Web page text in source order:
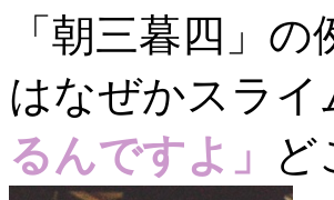
「朝三暮四」
はなぜかスライ
るんですよ」
ど